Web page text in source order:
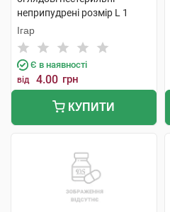
неприпудрені розмір L 1
пара
Ігар
Є в наявності
від 4.00 грн
КУПИТИ